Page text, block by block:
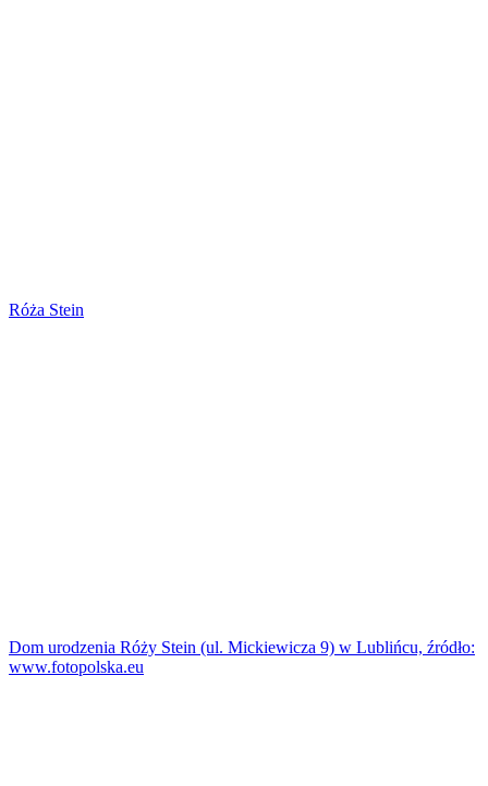
Róża Stein
Dom urodzenia Róży Stein (ul. Mickiewicza 9) w Lublińcu, źródło:
www.fotopolska.eu